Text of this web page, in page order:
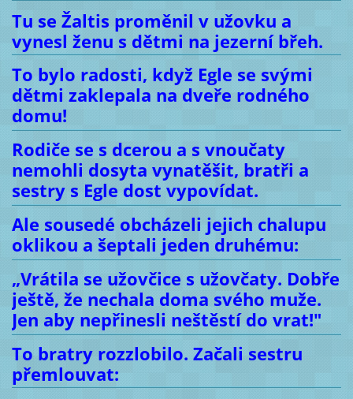
Tu se Žaltis proměnil v užovku a
vynesl ženu s dětmi na jezerní břeh.
To bylo radosti, když Egle se svými
dětmi zaklepala na dveře rodného
domu!
Rodiče se s dcerou a s vnoučaty
nemohli dosyta vynatěšit, bratři a
sestry s Egle dost vypovídat.
Ale sousedé obcházeli jejich chalupu
oklikou a šeptali jeden druhému:
„Vrátila se užovčice s užovčaty. Dobře
ještě, že nechala doma svého muže.
Jen aby nepřinesli neštěstí do vrat!"
To bratry rozzlobilo. Začali sestru
přemlouvat: